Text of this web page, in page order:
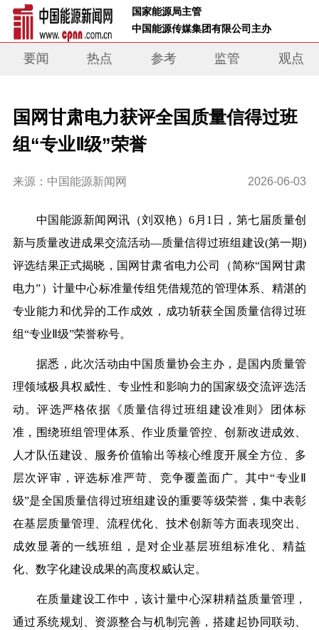
国家能源局主管
中国能源传媒集团有限公司主办
要闻 热点 参考 监管 观点
国网甘肃电力获评全国质量信得过班
组“专业Ⅱ级”荣誉
来源：中国能源新闻网 2026-06-03
中国能源新闻网讯（刘双艳）6月1日， 第七届质量创
新与质量改进成果交流活动—质量信得过班组建设(第一期)
评选结果正式揭晓，国网甘肃省电力公司（简称“国网甘肃
电力”） 计量中心标准量传组凭借规范的管理体系、精湛的
专业能力和优异的工作成效，成功斩获全国质量信得过班
组“专业Ⅱ级”荣誉称号。
据悉，此次活动由中国质量协会主办，是国内质量管
理领域极具权威性、专业性和影响力的国家级交流评选活
动。评选严格依据《质量信得过班组建设准则》团体标
准，围绕班组管理体系、作业质量管控、创新改进成效、
人才队伍建设、服务价值输出等核心维度开展全方位、多
层次评审，评选标准严苛、竞争覆盖面广。其中“专业Ⅱ
级”是全国质量信得过班组建设的重要等级荣誉，集中表彰
在基层质量管理、流程优化、技术创新等方面表现突出、
成效显著的一线班组，是对企业基层班组标准化、精益
化、数字化建设成果的高度权威认定。
在质量建设工作中，该计量中心深耕精益质量管理，
通过系统规划、资源整合与机制完善，搭建起协同联动、